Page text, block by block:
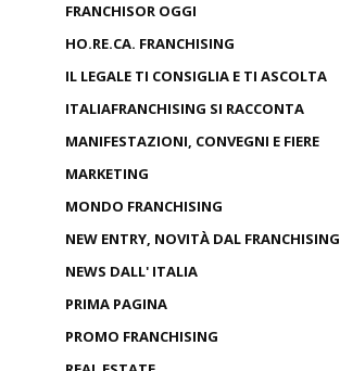
FRANCHISOR OGGI
HO.RE.CA. FRANCHISING
IL LEGALE TI CONSIGLIA E TI ASCOLTA
ITALIAFRANCHISING SI RACCONTA
MANIFESTAZIONI, CONVEGNI E FIERE
MARKETING
MONDO FRANCHISING
NEW ENTRY, NOVITÀ DAL FRANCHISING
NEWS DALL' ITALIA
PRIMA PAGINA
PROMO FRANCHISING